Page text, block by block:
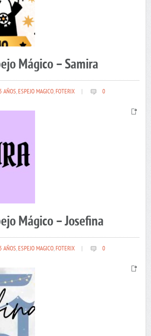
Mágico – Samira
AÑOS,ESPEJO MAGICO,FOTERIX 0
Mágico – Josefina
AÑOS,ESPEJO MAGICO,FOTERIX 0